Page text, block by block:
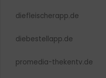
diefleischerapp.de
diebestellapp.de
promedia-thekentv.de